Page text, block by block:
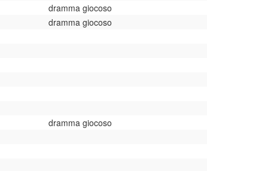
dramma giocoso
dramma giocoso
dramma giocoso